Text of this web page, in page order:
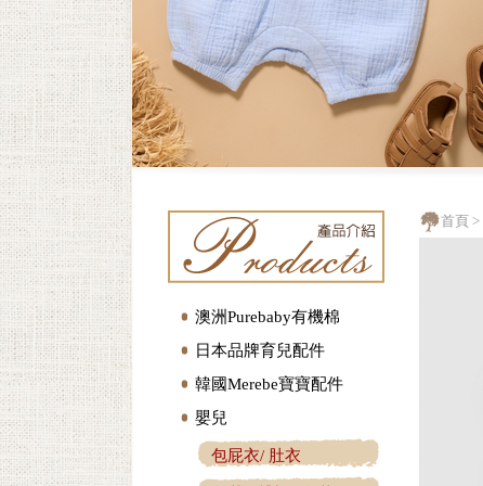
澳洲Purebaby有機棉
日本品牌育兒配件
韓國Merebe寶寶配件
嬰兒
包屁衣/ 肚衣
首頁 >